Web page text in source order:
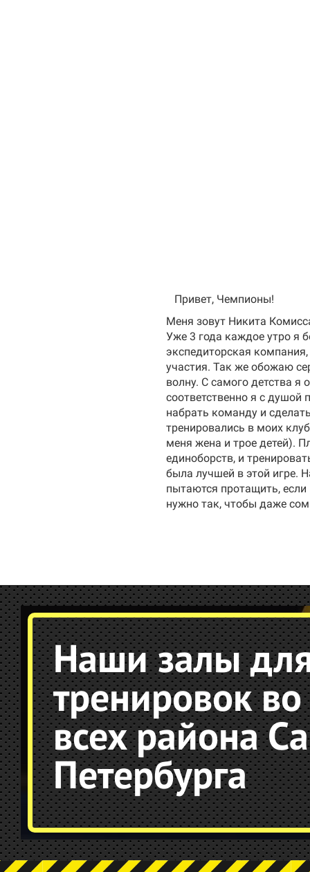
Привет, Чемпионы!
Меня зовут Никита
Уже 3 года каждое утро я
экспедиторская
участия. Так же обожаю
волну. С самого детства
соответственно я с душой
набрать команду и
тренировались в моих
меня жена и трое детей).
единоборств, и
была лучшей в этой игре.
пытаются протащить,
нужно так, чтобы даже
Наши залы
тренировок во
всех района
Петербурга